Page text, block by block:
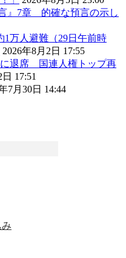
』7章 的確な預言の示し
万人避難（29日午前時
2026年8月2日 17:55
退席 国連人権トップ再
17:51
7月30日 14:44